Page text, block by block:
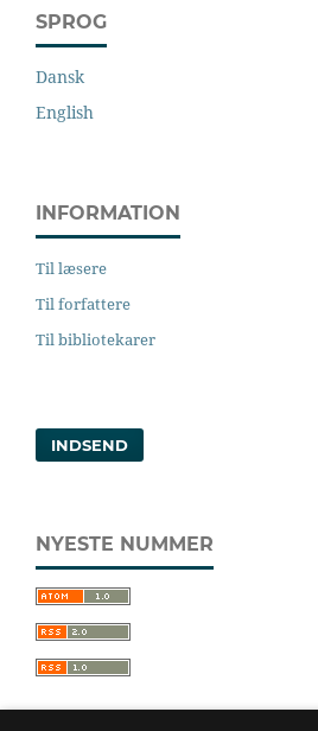
SPROG
Dansk
English
INFORMATION
Til læsere
Til forfattere
Til bibliotekarer
INDSEND
NYESTE NUMMER